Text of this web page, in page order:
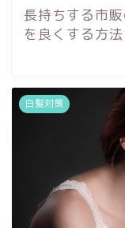
長持ちする市
を良くする方
白髪対策